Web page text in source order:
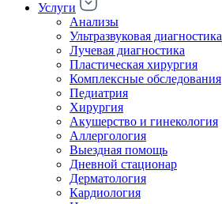
Услуги
Анализы
Ультразвуковая диагностика
Лучевая диагностика
Пластическая хирургия
Комплексные обследования
Педиатрия
Хирургия
Акушерство и гинекология
Аллергология
Выездная помощь
Дневной стационар
Дерматология
Кардиология